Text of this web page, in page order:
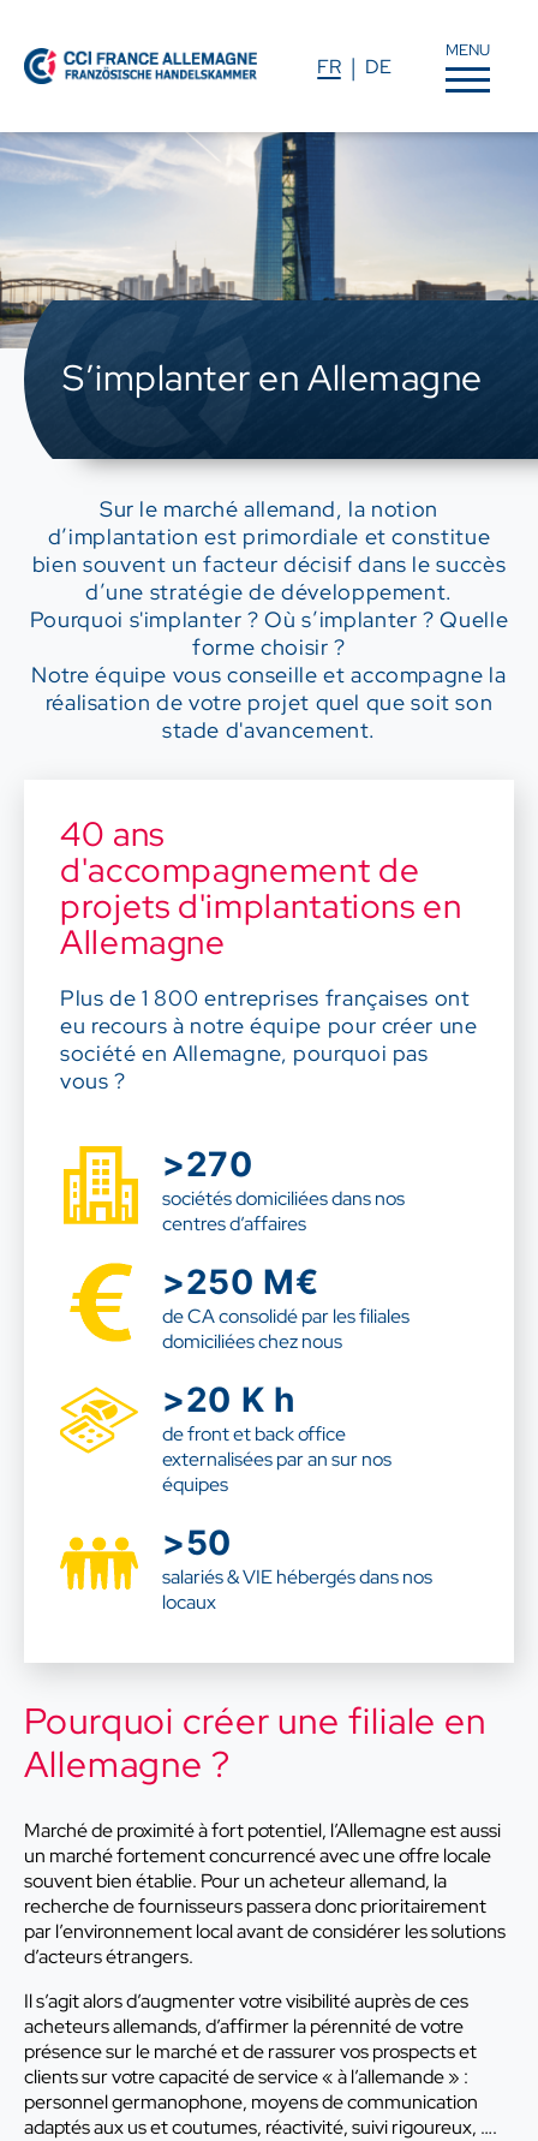
FR DE
MENU
S’implanter en Allemagne
Sur le marché allemand, la notion
d’implantation est primordiale et constitue
bien souvent un facteur décisif dans le succès
d’une stratégie de développement.
Pourquoi s'implanter ? Où s’implanter ? Quelle
forme choisir ?
Notre équipe vous conseille et accompagne la
réalisation de votre projet quel que soit son
stade d'avancement.
40 ans
d'accompagnement de
projets d'implantations en
Allemagne
Plus de 1 800 entreprises françaises ont
eu recours à notre équipe pour créer une
société en Allemagne, pourquoi pas
vous ?
>270
sociétés domiciliées dans nos
centres d’affaires
>250 M€
de CA consolidé par les filiales
domiciliées chez nous
>20 K h
de front et back office
externalisées par an sur nos
équipes
>50
salariés & VIE hébergés dans nos
locaux
Pourquoi créer une filiale en
Allemagne ?
Marché de proximité à fort potentiel, l’Allemagne est aussi
un marché fortement concurrencé avec une offre locale
souvent bien établie. Pour un acheteur allemand, la
recherche de fournisseurs passera donc prioritairement
par l’environnement local avant de considérer les solutions
d’acteurs étrangers.
Il s’agit alors d’augmenter votre visibilité auprès de ces
acheteurs allemands, d’affirmer la pérennité de votre
présence sur le marché et de rassurer vos prospects et
clients sur votre capacité de service « à l’allemande » :
personnel germanophone, moyens de communication
adaptés aux us et coutumes, réactivité, suivi rigoureux, ….